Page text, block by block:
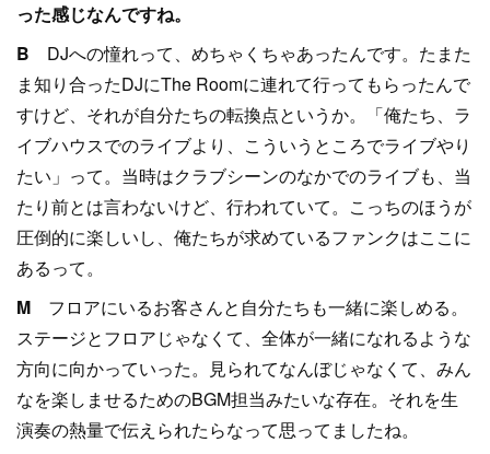
った感じなんですね。
B DJへの憧れって、めちゃくちゃあったんです。たまた
ま知り合ったDJにThe Roomに連れて行ってもらったんで
すけど、それが自分たちの転換点というか。「俺たち、ラ
イブハウスでのライブより、こういうところでライブやり
たい」って。当時はクラブシーンのなかでのライブも、当
たり前とは言わないけど、行われていて。こっちのほうが
圧倒的に楽しいし、俺たちが求めているファンクはここに
あるって。
M フロアにいるお客さんと自分たちも一緒に楽しめる。
ステージとフロアじゃなくて、全体が一緒になれるような
方向に向かっていった。見られてなんぼじゃなくて、みん
なを楽しませるためのBGM担当みたいな存在。それを生
演奏の熱量で伝えられたらなって思ってましたね。